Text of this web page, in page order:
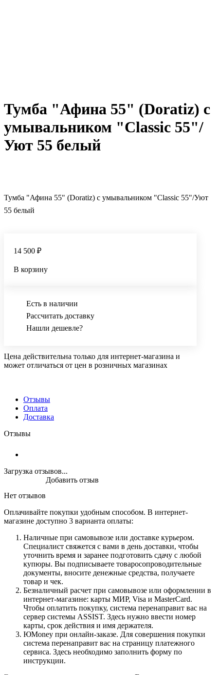
Тумба "Афина 55" (Doratiz) с
умывальником "Сlassic 55"/
Уют 55 белый
Тумба "Афина 55" (Doratiz) с умывальником "Сlassic 55"/Уют
55 белый
14 500 ₽
В корзину
Есть в наличии
Рассчитать доставку
Нашли дешевле?
Цена действительна только для интернет-магазина и
может отличаться от цен в розничных магазинах
Отзывы
Оплата
Доставка
Отзывы
Загрузка отзывов...
Нет отзывов
Добавить отзыв
Оплачивайте покупки удобным способом. В интернет-
магазине доступно 3 варианта оплаты:
Наличные при самовывозе или доставке курьером.
Специалист свяжется с вами в день доставки, чтобы
уточнить время и заранее подготовить сдачу с любой
купюры. Вы подписываете товаросопроводительные
документы, вносите денежные средства, получаете
товар и чек.
Безналичный расчет при самовывозе или оформлении в
интернет-магазине: карты МИР, Visa и MasterCard.
Чтобы оплатить покупку, система перенаправит вас на
сервер системы ASSIST. Здесь нужно ввести номер
карты, срок действия и имя держателя.
ЮMoney при онлайн-заказе. Для совершения покупки
система перенаправит вас на страницу платежного
сервиса. Здесь необходимо заполнить форму по
инструкции.